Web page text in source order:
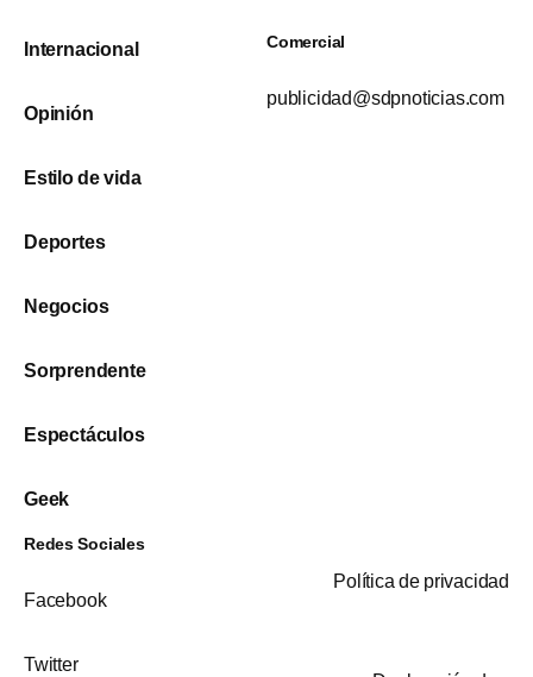
Internacional
Opinión
Estilo de vida
Deportes
Negocios
Sorprendente
Espectáculos
Geek
Comercial
publicidad@sdpnoticias.com
Redes Sociales
Facebook
Twitter
Política de privacidad